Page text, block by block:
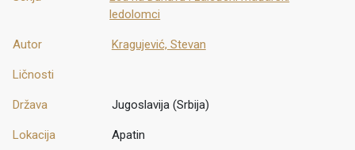
ledolomci
Autor Kragujević, Stevan
Ličnosti
Država Jugoslavija (Srbija)
Lokacija Apatin